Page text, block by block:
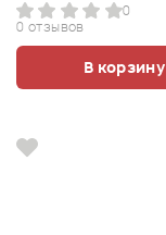
0
0 отзывов
В корзину